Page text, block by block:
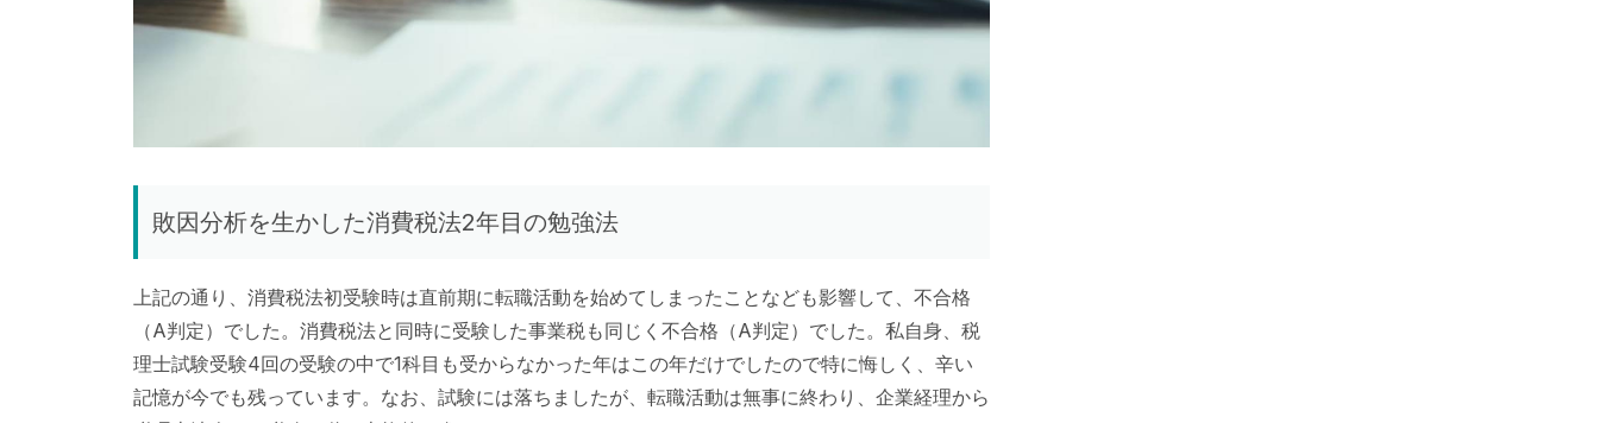
敗因分析を生かした消費税法2年目の勉強法
上記の通り、消費税法初受験時は直前期に転職活動を始めてしまったことなども影響して、不合格
（A判定）でした。消費税法と同時に受験した事業税も同じく不合格（A判定）でした。私自身、税
理士試験受験4回の受験の中で1科目も受からなかった年はこの年だけでしたので特に悔しく、辛い
記憶が今でも残っています。なお、試験には落ちましたが、転職活動は無事に終わり、企業経理から